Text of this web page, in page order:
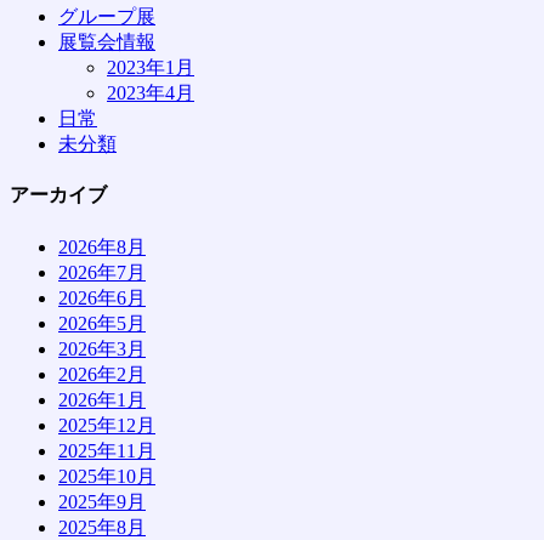
グループ展
展覧会情報
2023年1月
2023年4月
日常
未分類
アーカイブ
2026年8月
2026年7月
2026年6月
2026年5月
2026年3月
2026年2月
2026年1月
2025年12月
2025年11月
2025年10月
2025年9月
2025年8月